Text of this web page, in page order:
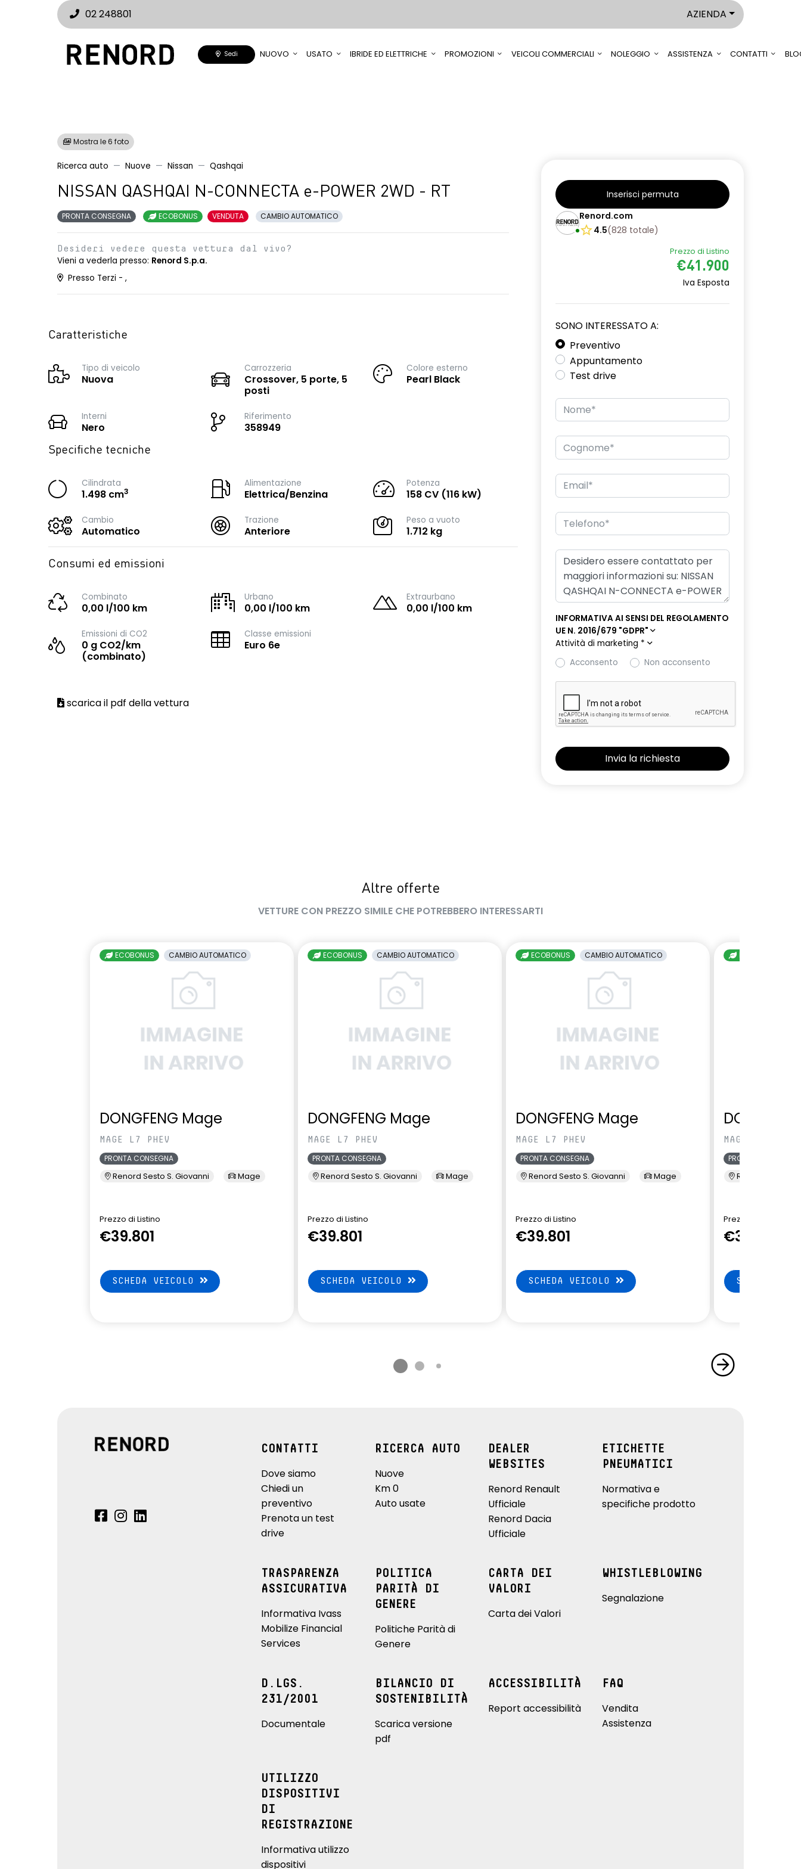
02 248801 AZIENDA
Sedi NUOVO USATO IBRIDE ED ELETTRICHE PROMOZIONI VEICOLI COMMERCIALI NOLEGGIO ASSISTENZA CONTATTI
Mostra le 6 foto
Ricerca auto Nuove Nissan Qashqai
NISSAN QASHQAI N-CONNECTA e-POWER 2WD - RT
PRONTA CONSEGNA ECOBONUS VENDUTA CAMBIO AUTOMATICO
Desideri vedere questa vettura dal vivo?
Vieni a vederla presso: Renord S.p.a.
Presso Terzi - ,
Caratteristiche
Tipo di veicolo
Nuova
Carrozzeria
Crossover, 5 porte, 5
posti
Colore esterno
Pearl Black
Interni
Nero
Riferimento
358949
Specifiche tecniche
Cilindrata
1.498 cm3
Alimentazione
Elettrica/Benzina
Potenza
158 CV (116 kW)
Cambio
Automatico
Trazione
Anteriore
Peso a vuoto
1.712 kg
Consumi ed emissioni
Combinato
0,00 l/100 km
Urbano
0,00 l/100 km
Extraurbano
0,00 l/100 km
Emissioni di CO2
0 g CO2/km
(combinato)
Classe emissioni
Euro 6e
scarica il pdf della vettura
Inserisci permuta
Renord.com
4.5(828 totale)
Prezzo di Listino
€41.900
Iva Esposta
SONO INTERESSATO A:
Preventivo
Appuntamento
Test drive
INFORMATIVA AI SENSI DEL REGOLAMENTO
UE N. 2016/679 "GDPR"
Attività di marketing *
Acconsento
Non acconsento
Altre offerte
VETTURE CON PREZZO SIMILE CHE POTREBBERO INTERESSARTI
ECOBONUS CAMBIO AUTOMATICO
DONGFENG Mage
MAGE L7 PHEV
PRONTA CONSEGNA
Renord Sesto S. Giovanni Mage
Prezzo di Listino
€39.801
SCHEDA VEICOLO
ECOBONUS CAMBIO AUTOMATICO
DONGFENG Mage
MAGE L7 PHEV
PRONTA CONSEGNA
Renord Sesto S. Giovanni Mage
Prezzo di Listino
€39.801
SCHEDA VEICOLO
ECOBONUS CAMBIO AUTOMATICO
DONGFENG Mage
MAGE L7 PHEV
PRONTA CONSEGNA
Renord Sesto S. Giovanni Mage
Prezzo di Listino
€39.801
SCHEDA VEICOLO
ECOBONUS
MAGE L7 PHEV
PRONTA CONSEGNA
Renord Sesto S.
Prezzo di Listino
€39.451
SCHEDA
CONTATTI
Dove siamo
Chiedi un
preventivo
Prenota un test
drive
RICERCA AUTO
Nuove
Km 0
Auto usate
DEALER
WEBSITES
Renord Renault
Ufficiale
Renord Dacia
Ufficiale
ETICHETTE
PNEUMATICI
Normativa e
specifiche prodotto
TRASPARENZA
ASSICURATIVA
Informativa Ivass
Mobilize Financial
Services
POLITICA
PARITÀ DI
GENERE
Politiche Parità di
Genere
CARTA DEI
VALORI
Carta dei Valori
WHISTLEBLOWING
Segnalazione
D.LGS.
231/2001
Documentale
BILANCIO DI
SOSTENIBILITÀ
Scarica versione
pdf
ACCESSIBILITÀ
Report accessibilità
FAQ
Vendita
Assistenza
UTILIZZO
DISPOSITIVI
DI
REGISTRAZIONE
Informativa utilizzo
dispositivi